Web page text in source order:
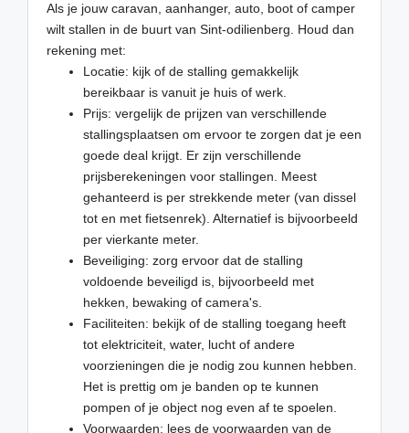
Als je jouw caravan, aanhanger, auto, boot of camper
wilt stallen in de buurt van Sint-odilienberg. Houd dan
rekening met:
Locatie: kijk of de stalling gemakkelijk
bereikbaar is vanuit je huis of werk.
Prijs: vergelijk de prijzen van verschillende
stallingsplaatsen om ervoor te zorgen dat je een
goede deal krijgt. Er zijn verschillende
prijsberekeningen voor stallingen. Meest
gehanteerd is per strekkende meter (van dissel
tot en met fietsenrek). Alternatief is bijvoorbeeld
per vierkante meter.
Beveiliging: zorg ervoor dat de stalling
voldoende beveiligd is, bijvoorbeeld met
hekken, bewaking of camera's.
Faciliteiten: bekijk of de stalling toegang heeft
tot elektriciteit, water, lucht of andere
voorzieningen die je nodig zou kunnen hebben.
Het is prettig om je banden op te kunnen
pompen of je object nog even af te spoelen.
Voorwaarden: lees de voorwaarden van de